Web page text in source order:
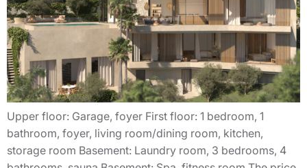
Upper floor: Garage, foyer First floor: 1 bedroom, 1
bathroom, foyer, living room/dining room, kitchen,
storage room Basement: Laundry room, 3 bedrooms, 4